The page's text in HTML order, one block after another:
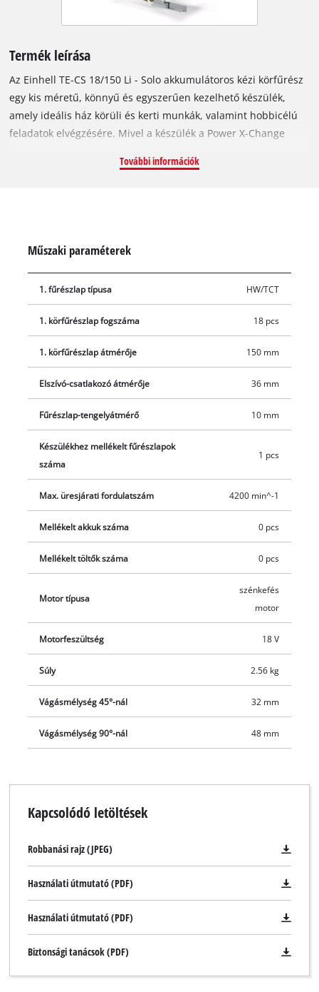
Termék leírása
Az Einhell TE-CS 18/150 Li - Solo akkumulátoros kézi körfűrész
egy kis méretű, könnyű és egyszerűen kezelhető készülék,
amely ideális ház körüli és kerti munkák, valamint hobbicélú
feladatok elvégzésére. Mivel a készülék a Power X-Change
szabhat határt: egy akkumulátorral az összes PXC készüléket
körfűrészlapokat egyszerűen kicserélheti a tengelyzárnak
köszönhetően. A csúcskategóriás LED optimálisan megvilágítja
a vágási területet, a porelszívó adapter pedig gondoskodik a
akkumulátoros kézi körfűrész kompatibilis a külön
megvásárolható Einhell vezetősínnel. Ha az Einhell Power X-
Change akkumulátoros készülékeivel dolgozik, akkor ötleteinek
és a megvalósításnak szinte csak a képzelete szabhat határt:
nem kell többé attól tartania, hogy megbotlik a
kábelrengetegben, vagy a hosszabbító nem ér el a
hiszen a lítium-ion technológiának köszönhetően az már a
További információk
Műszaki paraméterek
1. fűrészlap típusa HW/TCT
1. körfűrészlap fogszáma 18 pcs
1. körfűrészlap átmérője 150 mm
Elszívó-csatlakozó átmérője 36 mm
Fűrészlap-tengelyátmérő 10 mm
Készülékhez mellékelt fűrészlapok
száma
1 pcs
Max. üresjárati fordulatszám 4200 min^-1
Mellékelt akkuk száma 0 pcs
Mellékelt töltők száma 0 pcs
Motor típusa
szénkefés
motor
Motorfeszültség 18 V
Súly 2.56 kg
Vágásmélység 45°-nál 32 mm
Vágásmélység 90°-nál 48 mm
Kapcsolódó letöltések
Robbanási rajz (JPEG)
Használati útmutató (PDF)
Használati útmutató (PDF)
Biztonsági tanácsok (PDF)